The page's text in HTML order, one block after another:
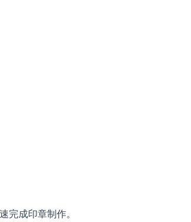
成印章制作。